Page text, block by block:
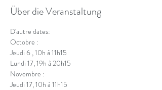
Über die Veranstaltung
D'autre dates:
Octobre :
Jeudi 6 , 10h à 11h15
Lundi 17, 19h à 20h15
Novembre :
Jeudi 17, 10h à 11h15